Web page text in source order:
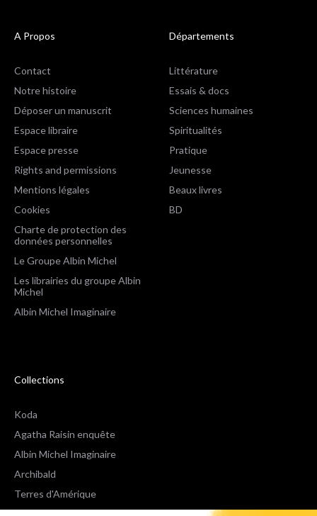
A Propos
Contact
Notre histoire
Déposer un manuscrit
Espace libraire
Espace presse
Rights and permissions
Mentions légales
Cookies
Charte de protection des
données personnelles
Le Groupe Albin Michel
Les librairies du groupe Albin
Michel
Albin Michel Imaginaire
Départements
Littérature
Essais & docs
Sciences humaines
Spiritualités
Pratique
Jeunesse
Beaux livres
BD
Collections
Koda
Agatha Raisin enquête
Albin Michel Imaginaire
Archibald
Terres d'Amérique
Espaces Libres Poche